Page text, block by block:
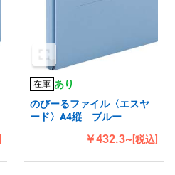
在庫 あり
のびーるファイル〈エスヤ
ード〉A4縦 ブルー
￥432.3~[税込]